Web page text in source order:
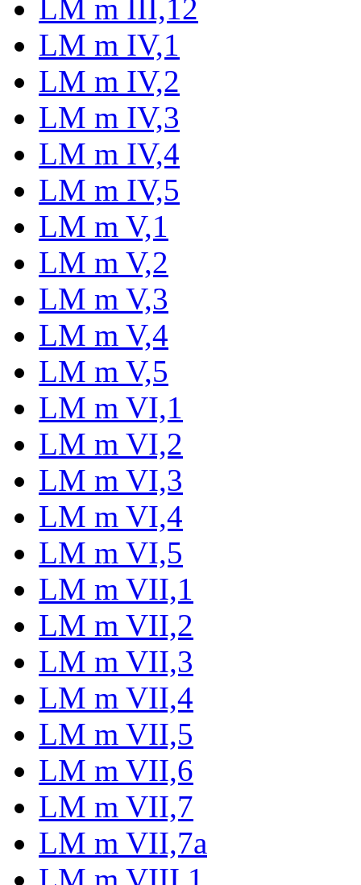
LM m III,12
LM m IV,1
LM m IV,2
LM m IV,3
LM m IV,4
LM m IV,5
LM m V,1
LM m V,2
LM m V,3
LM m V,4
LM m V,5
LM m VI,1
LM m VI,2
LM m VI,3
LM m VI,4
LM m VI,5
LM m VII,1
LM m VII,2
LM m VII,3
LM m VII,4
LM m VII,5
LM m VII,6
LM m VII,7
LM m VII,7a